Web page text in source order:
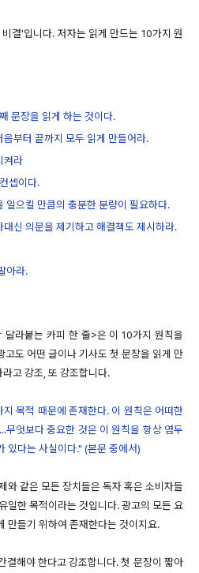
결'입니다. 저자는 읽게 만드는 10가지 원
문장을 읽게 하는 것이다.
부터 끝까지 모두 읽게 만들어라.
켜라
셉이다.
으킬 만큼의 충분한 분량이 필요하다.
신 의문을 제기하고 해결책도 제시하라.
아라.
달라붙는 카피 한 줄>은 이 10가지 원칙을
고도 어떤 글이나 기사도 첫 문장을 읽게 만
고 강조, 또 강조합니다.
목적 때문에 존재한다. 이 원칙은 어떠한
무엇보다 중요한 것은 이 원칙을 항상 염두
있다는 사실이다." (본문 중에서)
와 같은 모든 장치들은 독자 혹은 소비자들
일한 목적이라는 것입니다. 광고의 모든 요
만들기 위하여 존재한다는 것이지요.
결해야 한다고 강조합니다. 첫 문장이 짧아